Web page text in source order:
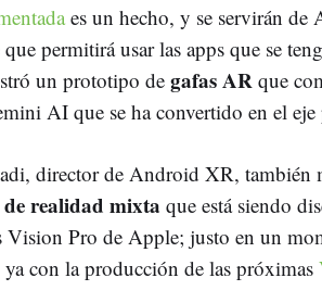
es un hecho, y se servirán
permitirá usar las apps que se
un prototipo de gafasAR que
AI que se ha convertido en el
director de Android XR, también
realidad mixta que está siendo
Vision Pro de Apple; justo en un
ya con la producción de las próximas